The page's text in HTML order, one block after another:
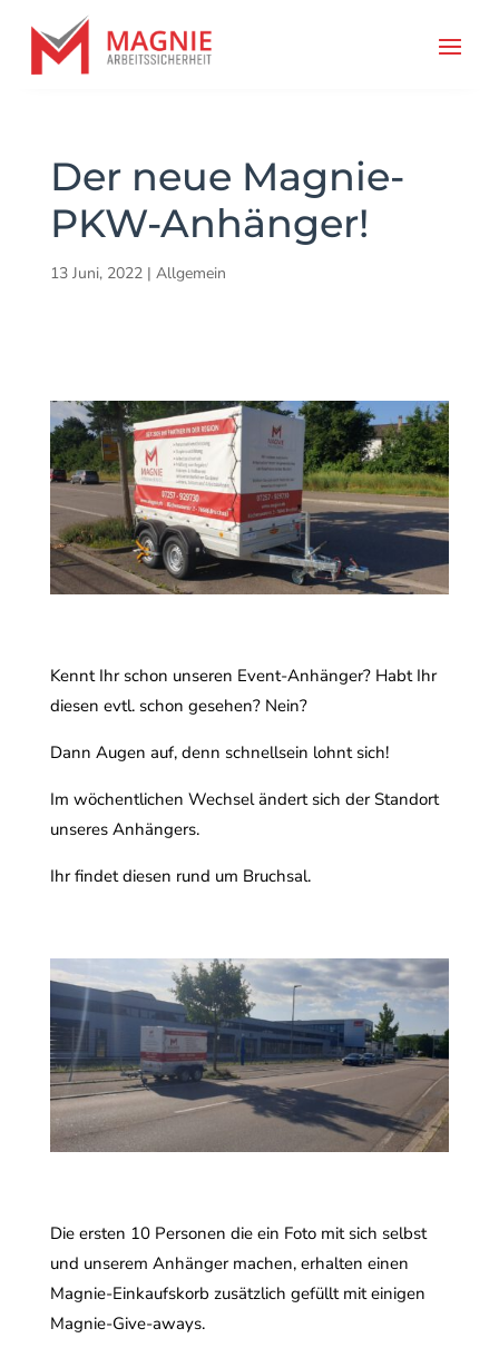
Der neue Magnie-
PKW-Anhänger!
13 Juni, 2022| Allgemein
Kennt Ihr schon unseren Event-Anhänger? Habt Ihr
diesen evtl. schon gesehen? Nein?
Dann Augen auf, denn schnellsein lohnt sich!
Im wöchentlichen Wechsel ändert sich der Standort
unseres Anhängers.
Ihr findet diesen rund um Bruchsal.
Die ersten 10 Personen die ein Foto mit sich selbst
und unserem Anhänger machen, erhalten einen
Magnie-Einkaufskorb zusätzlich gefüllt mit einigen
Magnie-Give-aways.